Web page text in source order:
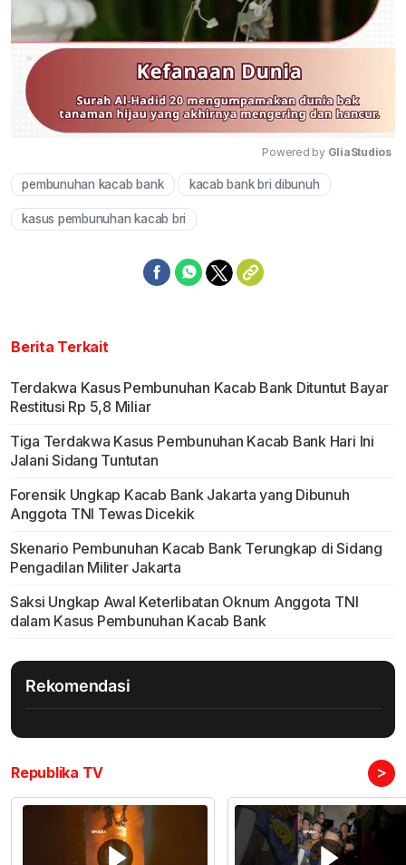
Mute
Powered by GliaStudios
pembunuhan kacab bank kacab bank bri dibunuh
kasus pembunuhan kacab bri
Berita Terkait
Terdakwa Kasus Pembunuhan Kacab Bank Dituntut Bayar
Restitusi Rp 5,8 Miliar
Tiga Terdakwa Kasus Pembunuhan Kacab Bank Hari Ini
Jalani Sidang Tuntutan
Forensik Ungkap Kacab Bank Jakarta yang Dibunuh
Anggota TNI Tewas Dicekik
Skenario Pembunuhan Kacab Bank Terungkap di Sidang
Pengadilan Militer Jakarta
Saksi Ungkap Awal Keterlibatan Oknum Anggota TNI
dalam Kasus Pembunuhan Kacab Bank
Rekomendasi
Republika TV >